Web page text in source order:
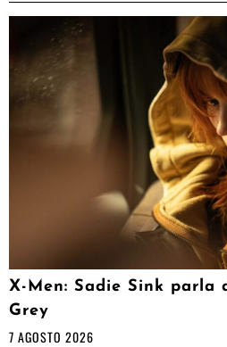
X-Men: Sadie Sink parla
Grey
7 AGOSTO 2026